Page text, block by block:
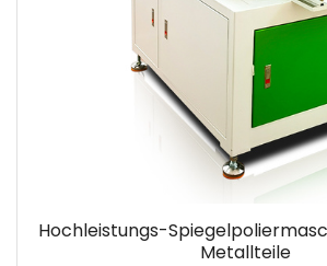
Hochleistungs-
Metallteile